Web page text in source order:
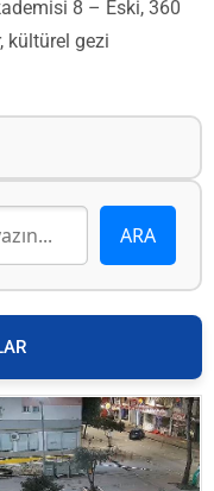
8 – Eski, 360
kültürel gezi